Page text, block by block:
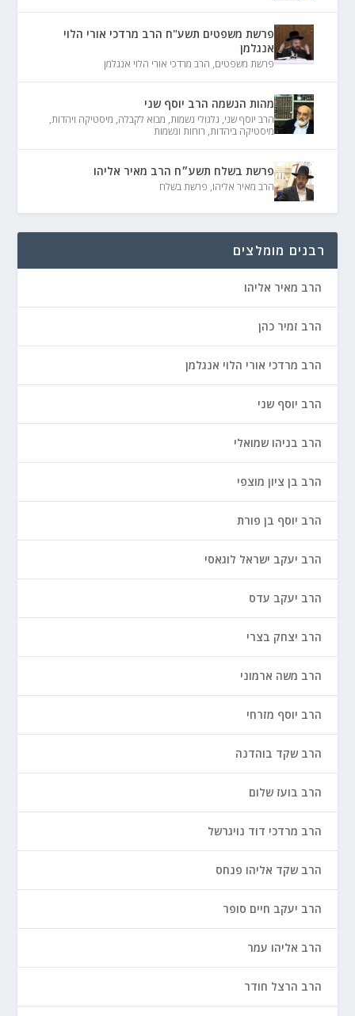
פרשת משפטים תשע"ח הרב מרדכי אורי הלוי
אנגלמן
פרשת משפטים, הרב מרדכי אורי הלוי אנגלמן
מהות הנשמה הרב יוסף שני
הרב יוסף שני, גלגולי נשמות, מבוא לקבלה, מיסטיקה ויהדות,
מיסטיקה ביהדות, רוחות ונשמות
פרשת בשלח תשע״ח הרב מאיר אליהו
הרב מאיר אליהו, פרשת בשלח
רבנים מומלצים
הרב מאיר אליהו
הרב זמיר כהן
הרב מרדכי אורי הלוי אנגלמן
הרב יוסף שני
הרב בניהו שמואלי
הרב בן ציון מוצפי
הרב יוסף בן פורת
הרב יעקב ישראל לוגאסי
הרב יעקב עדס
הרב יצחק בצרי
הרב משה ארמוני
הרב יוסף מזרחי
הרב שקד בוהדנה
הרב בועז שלום
הרב מרדכי דוד נויגרשל
הרב שקד אליהו פנחס
הרב יעקב חיים סופר
הרב אליהו עמר
הרב הרצל חודר